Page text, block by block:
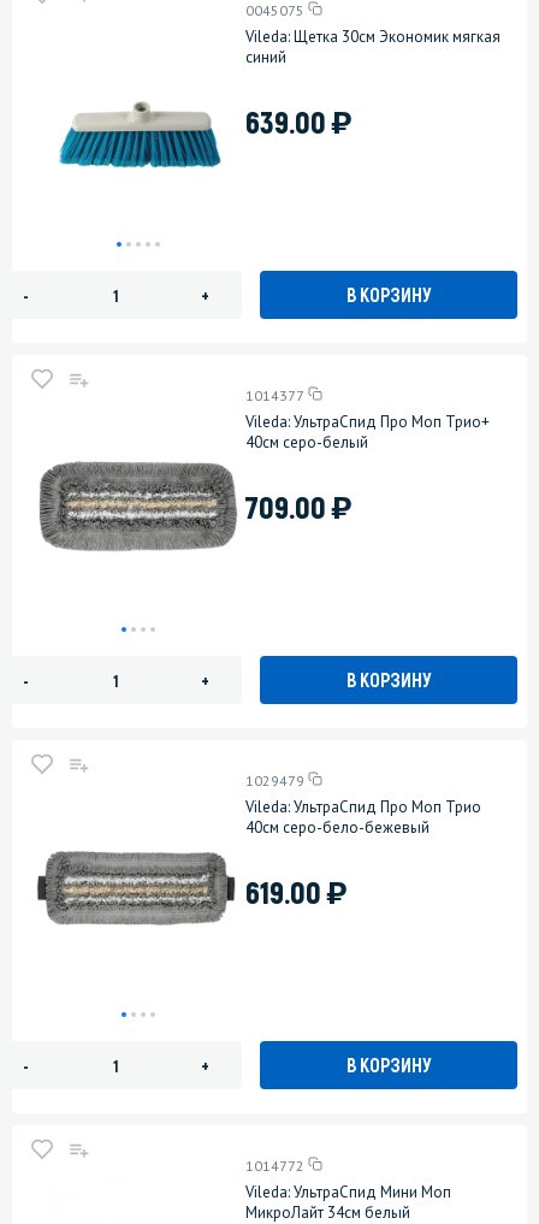
0045075
Vileda: Щетка 30см Экономик мягкая
синий
639.00)
- + В КОРЗИНУ
1014377
Vileda: УльтраСпид Про Моп Трио+
40см серо-белый
709.00)
- + В КОРЗИНУ
1029479
Vileda: УльтраСпид Про Моп Трио
40см серо-бело-бежевый
619.00)
- + В КОРЗИНУ
1014772
Vileda: УльтраСпид Мини Моп
МикроЛайт 34см белый